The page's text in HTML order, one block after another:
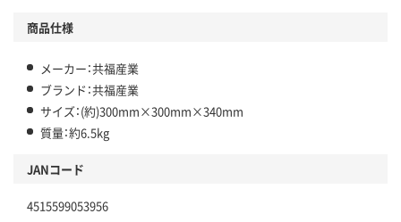
商品仕様
メーカー：共福産業
ブランド：共福産業
サイズ：(約)300mm×300mm×340mm
質量：約6.5kg
JANコード
4515599053956